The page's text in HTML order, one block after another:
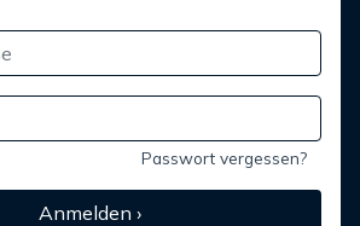
Passwort vergessen?
Anmelden ›